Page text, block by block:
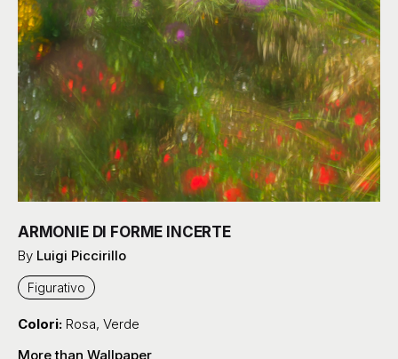
ARMONIE DI FORME INCERTE
ByLuigi Piccirillo
Figurativo
Colori: Rosa , Verde
More than Wallpaper